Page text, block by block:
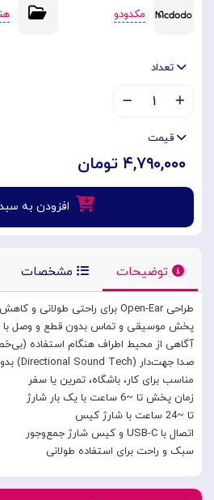
مکدودو
تعداد
۱
قیمت
۴,۷۹۰,۰۰۰ تومان
افزودن به
توضیحات مشخصات
طراحی Open-Ear برای راحتی طولانی و کاهش گرمای گوش
پخش موسیقی و تماس بدون قطع و وصل با
آگاهی از محیط اطراف هنگام استفاده
صدا جهت‌دار (Directional Sound Tech) بدون نشت زیاد صدا
مناسب برای کار، باشگاه، تمرین یا سفر
زمان پخش تا ~6 ساعت با یک بار شارژ
تا ~24 ساعت با شارژ کیس
اتصال با USB-C و کیس شارژ جمع‌وجور
سبک و راحت برای استفاده طولانی